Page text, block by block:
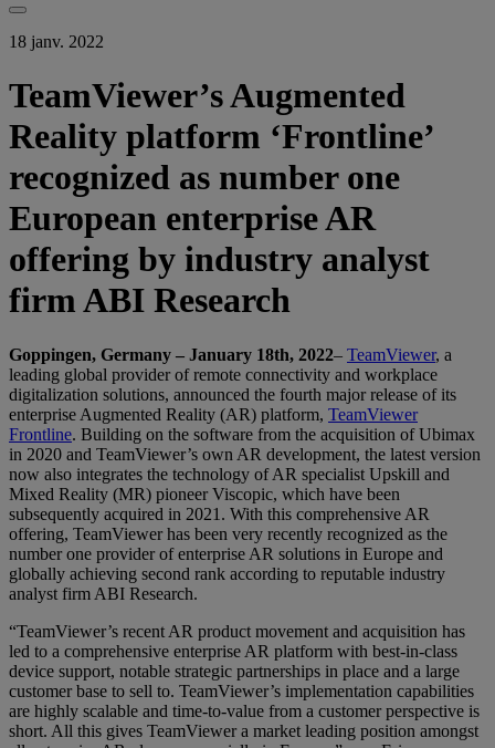
18 janv. 2022
TeamViewer’s Augmented
Reality platform ‘Frontline’
recognized as number one
European enterprise AR
offering by industry analyst
firm ABI Research
Goppingen, Germany – January 18th, 2022– TeamViewer, a
leading global provider of remote connectivity and workplace
digitalization solutions, announced the fourth major release of its
enterprise Augmented Reality (AR) platform, TeamViewer
Frontline. Building on the software from the acquisition of Ubimax
in 2020 and TeamViewer’s own AR development, the latest version
now also integrates the technology of AR specialist Upskill and
Mixed Reality (MR) pioneer Viscopic, which have been
subsequently acquired in 2021. With this comprehensive AR
offering, TeamViewer has been very recently recognized as the
number one provider of enterprise AR solutions in Europe and
globally achieving second rank according to reputable industry
analyst firm ABI Research.
“TeamViewer’s recent AR product movement and acquisition has
led to a comprehensive enterprise AR platform with best-in-class
device support, notable strategic partnerships in place and a large
customer base to sell to. TeamViewer’s implementation capabilities
are highly scalable and time-to-value from a customer perspective is
short. All this gives TeamViewer a market leading position amongst